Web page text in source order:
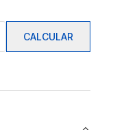
CALCULAR